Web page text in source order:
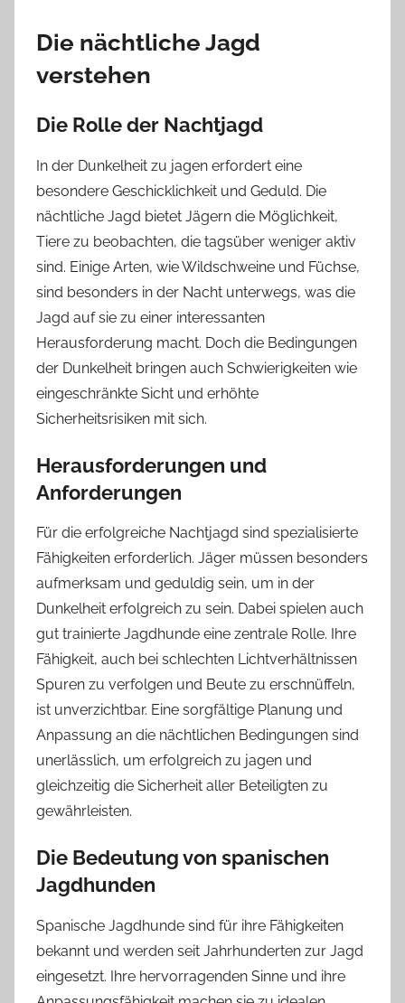
Die nächtliche Jagd
verstehen
Die Rolle der Nachtjagd
In der Dunkelheit zu jagen erfordert eine
besondere Geschicklichkeit und Geduld. Die
nächtliche Jagd bietet Jägern die Möglichkeit,
Tiere zu beobachten, die tagsüber weniger aktiv
sind. Einige Arten, wie Wildschweine und Füchse,
sind besonders in der Nacht unterwegs, was die
Jagd auf sie zu einer interessanten
Herausforderung macht. Doch die Bedingungen
der Dunkelheit bringen auch Schwierigkeiten wie
eingeschränkte Sicht und erhöhte
Sicherheitsrisiken mit sich.
Herausforderungen und
Anforderungen
Für die erfolgreiche Nachtjagd sind spezialisierte
Fähigkeiten erforderlich. Jäger müssen besonders
aufmerksam und geduldig sein, um in der
Dunkelheit erfolgreich zu sein. Dabei spielen auch
gut trainierte Jagdhunde eine zentrale Rolle. Ihre
Fähigkeit, auch bei schlechten Lichtverhältnissen
Spuren zu verfolgen und Beute zu erschnüffeln,
ist unverzichtbar. Eine sorgfältige Planung und
Anpassung an die nächtlichen Bedingungen sind
unerlässlich, um erfolgreich zu jagen und
gleichzeitig die Sicherheit aller Beteiligten zu
gewährleisten.
Die Bedeutung von spanischen
Jagdhunden
Spanische Jagdhunde sind für ihre Fähigkeiten
bekannt und werden seit Jahrhunderten zur Jagd
eingesetzt. Ihre hervorragenden Sinne und ihre